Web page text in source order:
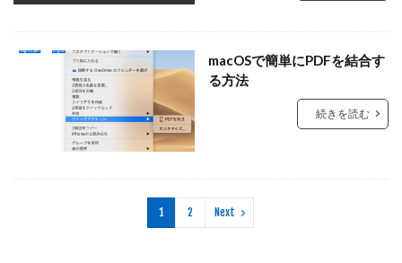
macOSで簡単にPDFを結合す
る方法
続きを読む
1 2 Next